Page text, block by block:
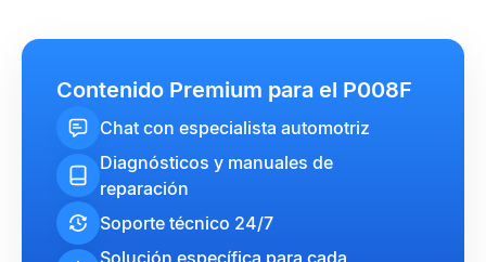
Contenido Premium para el P008F
Chat con especialista automotriz
Diagnósticos y manuales de
reparación
Soporte técnico 24/7
Solución específica para cada